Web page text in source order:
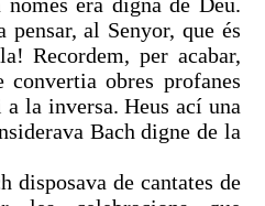
al Senyor, que és
Recordem, per acabar,
convertia obres profanes
la inversa. Heus ací una
Bach digne de la
disposava de cantates de